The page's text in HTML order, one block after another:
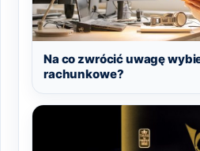
Na co zwrócić uwagę
rachunkowe?